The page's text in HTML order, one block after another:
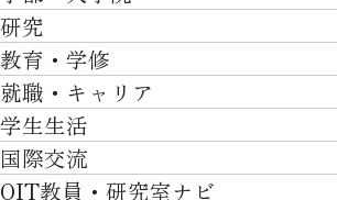
OVER THE LIMIT
大学について
施設一覧
社会・地域・高大連携
川上村での取り組み
学部・大学院TOP
工学部
ロボティクス＆デザイン工学部
情報科学部
知的財産学部
研究
研究TOP
研究について
産官学連携
教育・学修
教育・学修TOP
卒業時質保証を担う独自の教育システム
自律学修
就職・キャリア
就職・キャリアTOP
就職サポート
学生生活
学生生活TOP
国際交流
OIT教員・研究室ナビ